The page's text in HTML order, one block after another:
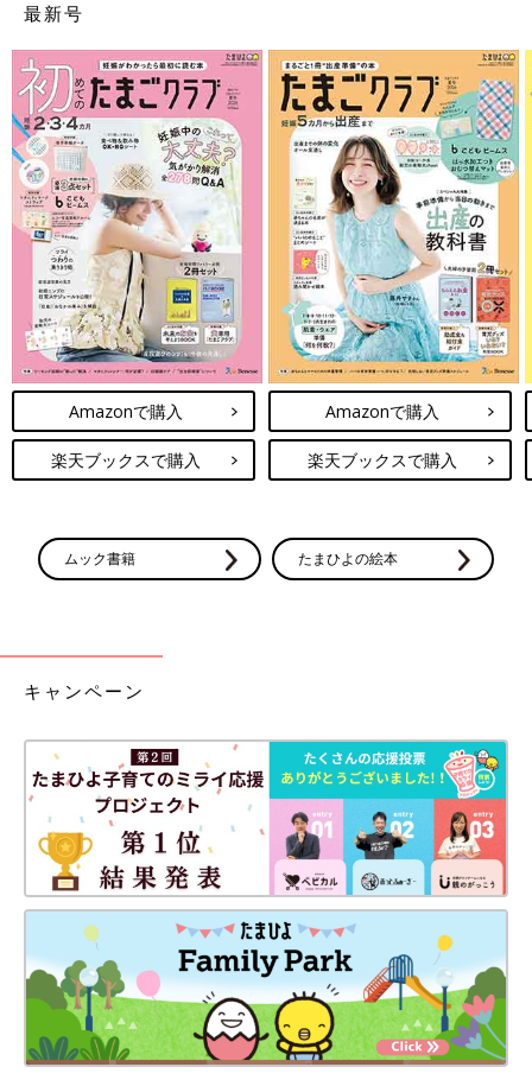
最新号
Amazonで購入
楽天ブックスで購入
Amazonで購入
楽天ブックスで購入
ムック書籍 たまひよの絵本
キャンペーン